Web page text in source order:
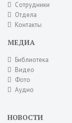
Сотрудники
Отдела
Контакты
МЕДИА
Библиотека
Видео
Фото
Аудио
НОВОСТИ